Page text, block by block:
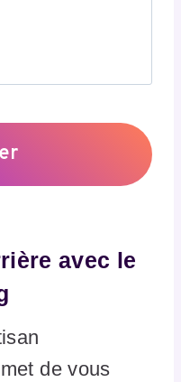
avec le
de vous